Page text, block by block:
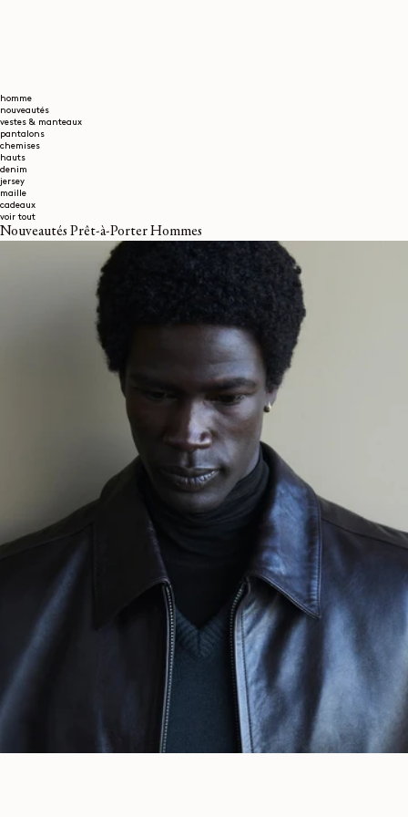
homme
nouveautés
vestes & manteaux
pantalons
chemises
hauts
denim
jersey
maille
cadeaux
voir tout
Nouveautés Prêt-à-Porter Hommes